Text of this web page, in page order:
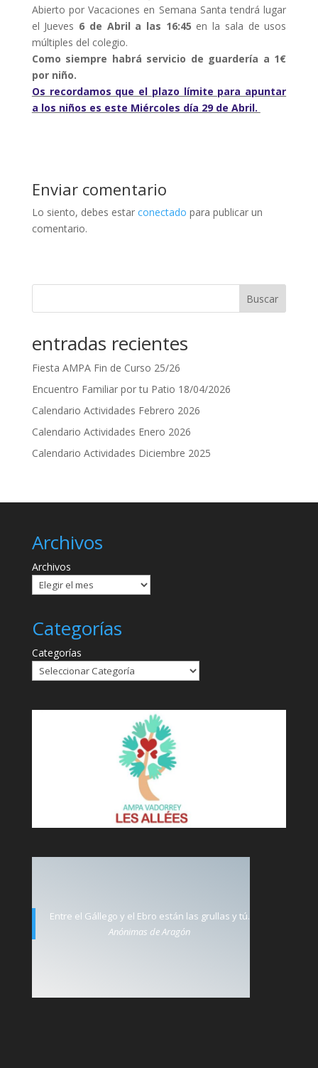
Abierto por Vacaciones en Semana Santa tendrá lugar
el Jueves 6 de Abril a las 16:45 en la sala de usos
múltiples del colegio.
Como siempre habrá servicio de guardería a 1€
por niño.
Os recordamos que el plazo límite para apuntar
a los niños es este Miércoles día 29 de Abril.
Enviar comentario
Lo siento, debes estar conectado para publicar un
comentario.
Buscar
entradas recientes
Fiesta AMPA Fin de Curso 25/26
Encuentro Familiar por tu Patio 18/04/2026
Calendario Actividades Febrero 2026
Calendario Actividades Enero 2026
Calendario Actividades Diciembre 2025
Archivos
Archivos
Categorías
Categorías
Entre el Gállego y el Ebro están las grullas y tú.
Anónimas de Aragón